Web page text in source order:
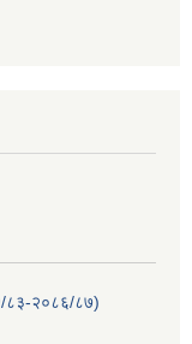
८३-२०८६/८७)